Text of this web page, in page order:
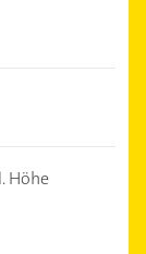
Höhe